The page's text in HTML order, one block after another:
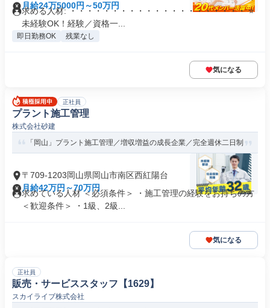
月給24万5000円～50万円
求める人材: ・・・・・・・・・・・・・・・・・・・・・ ⭐
未経験OK！経験／資格一...
即日勤務OK 残業なし
気になる
正社員
プラント施工管理
株式会社砂建
「岡山」プラント施工管理／増収増益の成長企業／完全週休二日制
〒709-1203岡山県岡山市南区西紅陽台
月給42万円～70万円
求めている人材 ＜必須条件＞ ・施工管理の経験をお持ちの方
＜歓迎条件＞ ・1級、2級...
気になる
正社員
販売・サービススタッフ【1629】
スカイライブ株式会社